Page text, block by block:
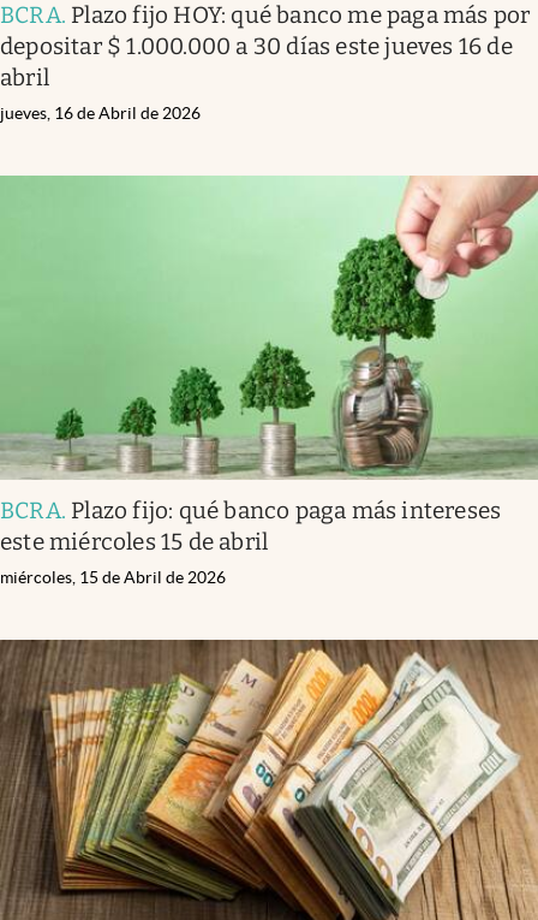
BCRA. Plazo fijo HOY: qué banco me paga más por
depositar $ 1.000.000 a 30 días este jueves 16 de
abril
jueves, 16 de Abril de 2026
BCRA. Plazo fijo: qué banco paga más intereses
este miércoles 15 de abril
miércoles, 15 de Abril de 2026